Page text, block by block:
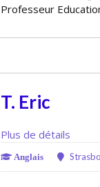
Professeur
T. Eric
Plus de détails
Anglais